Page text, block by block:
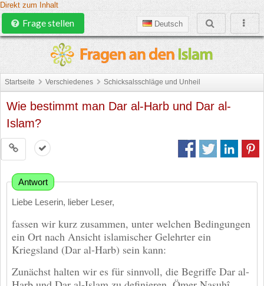
Direkt zum Inhalt
Deutsch
Frage stellen
Startseite Verschiedenes Schicksalsschläge und Unheil
Wie bestimmt man Dar al-Harb und Dar al-
Islam?
Antwort
Liebe Leserin, lieber Leser,
fassen wir kurz zusammen, unter welchen Bedingungen
ein Ort nach Ansicht islamischer Gelehrter ein
Kriegsland (Dar al-Harb) sein kann:
Zunächst halten wir es für sinnvoll, die Begriffe Dar al-